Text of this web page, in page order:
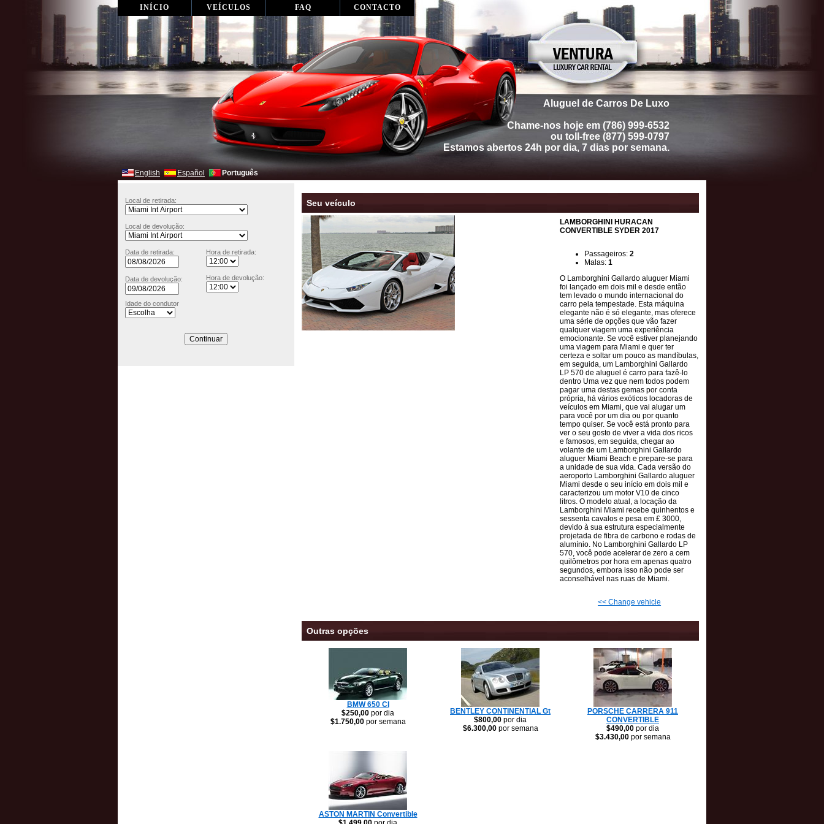
INÍCIO VEÍCULOS FAQ CONTACTO
Aluguel de Carros De Luxo
Chame-nos hoje em (786) 999-6532
ou toll-free (877) 599-0797
Estamos abertos 24h por dia, 7 dias por semana.
English Español Português
Seu veículo
LAMBORGHINI HURACAN
CONVERTIBLE SYDER 2017
Passageiros:2
Malas:1
O Lamborghini Gallardo aluguer Miami
foi lançado em dois mil e desde então
tem levado o mundo internacional do
carro pela tempestade. Esta máquina
elegante não é só elegante, mas oferece
uma série de opções que vão fazer
qualquer viagem uma experiência
emocionante. Se você estiver planejando
uma viagem para Miami e quer ter
certeza e soltar um pouco as mandíbulas,
em seguida, um Lamborghini Gallardo
LP 570 de aluguel é carro para fazê-lo
dentro Uma vez que nem todos podem
pagar uma destas gemas por conta
própria, há vários exóticos locadoras de
veículos em Miami, que vai alugar um
para você por um dia ou por quanto
tempo quiser. Se você está pronto para
ver o seu gosto de viver a vida dos ricos
e famosos, em seguida, chegar ao
volante de um Lamborghini Gallardo
aluguer Miami Beach e prepare-se para
a unidade de sua vida. Cada versão do
aeroporto Lamborghini Gallardo aluguer
Miami desde o seu início em dois mil e
caracterizou um motor V10 de cinco
litros. O modelo atual, a locação da
Lamborghini Miami recebe quinhentos e
sessenta cavalos e pesa em £ 3000,
devido à sua estrutura especialmente
projetada de fibra de carbono e rodas de
alumínio. No Lamborghini Gallardo LP
570, você pode acelerar de zero a cem
quilômetros por hora em apenas quatro
segundos, embora isso não pode ser
aconselhável nas ruas de Miami.
<< Change vehicle
Outras opções
BMW 650 CI
$250,00 por dia
$1.750,00por semana
BENTLEY CONTINENTIAL Gt
$800,00 por dia
$6.300,00por semana
PORSCHE CARRERA 911
CONVERTIBLE
$490,00 por dia
$3.430,00por semana
ASTON MARTIN Convertible
Local de retirada:
Local de devolução:
Data de retirada: Hora de retirada:
Data de devolução: Hora de devolução:
Idade do condutor